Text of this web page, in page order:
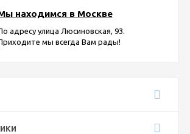
находимся в Москве
адресу улица Люсиновская, 93.
мы всегда Вам рады!